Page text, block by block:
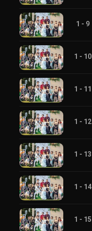
1 - 9
1 - 10
1 - 11
1 - 12
1 - 13
1 - 14
1 - 15